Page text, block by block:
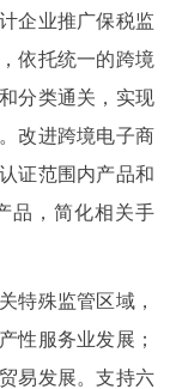
企业推广保税监
依托统一的跨境
分类通关，实现
改进跨境电子商
证范围内产品和
品，简化相关手
殊监管区域，
性服务业发展；
易发展。支持六